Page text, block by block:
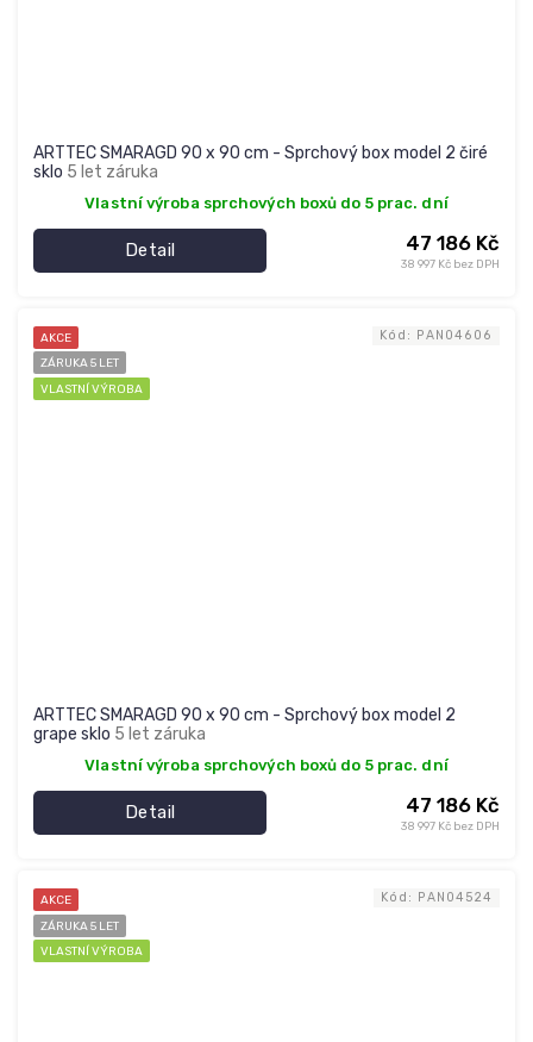
ARTTEC SMARAGD 90 x 90 cm - Sprchový box model 2 čiré
sklo 5 let záruka
Vlastní výroba sprchových boxů do 5 prac. dní
38 997 Kč bez DPH
47 186 Kč
Detail
AKCE
ZÁRUKA 5 LET
VLASTNÍ VÝROBA
ARTTEC SMARAGD 90 x 90 cm - Sprchový box model 2
grape sklo 5 let záruka
Vlastní výroba sprchových boxů do 5 prac. dní
38 997 Kč bez DPH
47 186 Kč
Detail
Kód: PAN04606
AKCE
ZÁRUKA 5 LET
VLASTNÍ VÝROBA
Kód: PAN04524